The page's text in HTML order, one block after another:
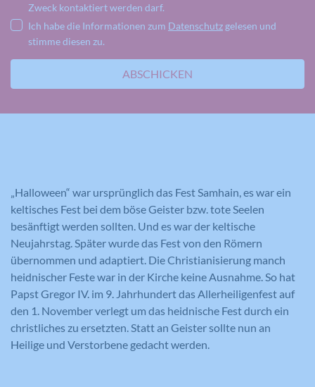
Zweck kontaktiert werden darf.
Ich habe die Informationen zum Datenschutz gelesen und
stimme diesen zu.
ABSCHICKEN
„Halloween“ war ursprünglich das Fest Samhain, es war ein
keltisches Fest bei dem böse Geister bzw. tote Seelen
besänftigt werden sollten. Und es war der keltische
Neujahrstag. Später wurde das Fest von den Römern
übernommen und adaptiert. Die Christianisierung manch
heidnischer Feste war in der Kirche keine Ausnahme. So hat
Papst Gregor IV. im 9. Jahrhundert das Allerheiligenfest auf
den 1. November verlegt um das heidnische Fest durch ein
christliches zu ersetzten. Statt an Geister sollte nun an
Heilige und Verstorbene gedacht werden.